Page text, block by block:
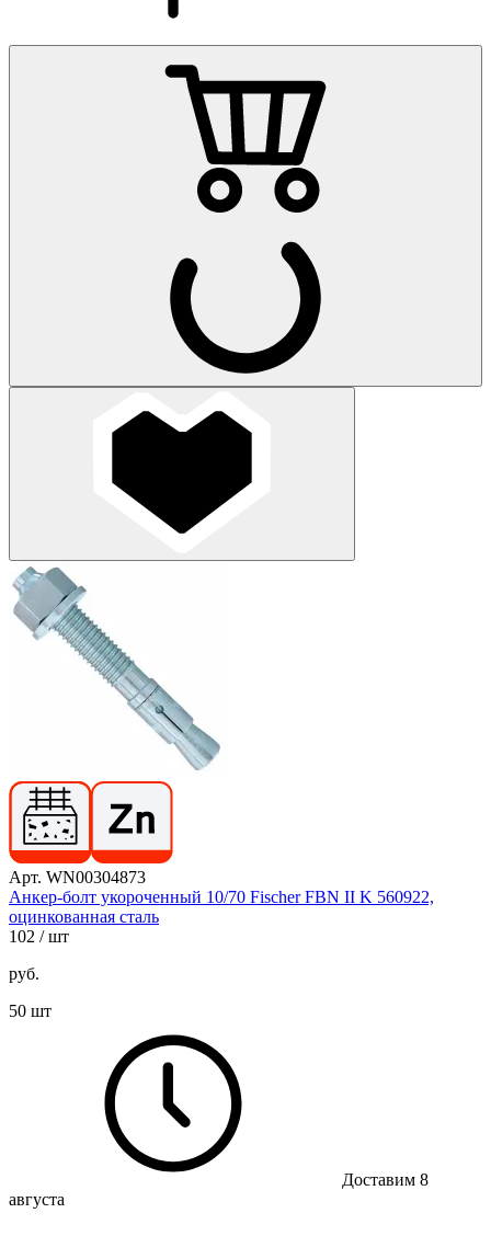
Арт. WN00304873
Анкер-болт укороченный 10/70 Fischer FBN II K 560922,
оцинкованная сталь
102 / шт
руб.
50 шт
Доставим 8
августа